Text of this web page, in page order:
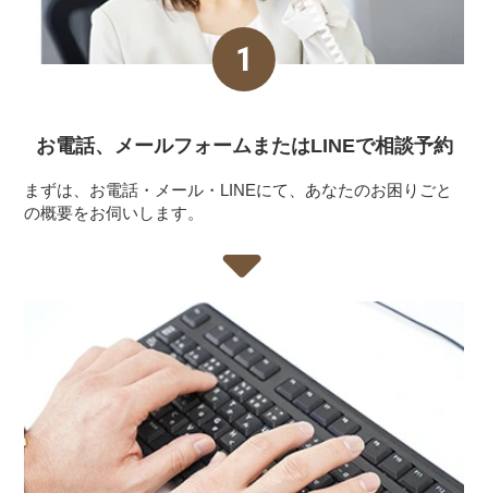
お電話、メールフォームまたはLINEで相談予約
まずは、お電話・メール・LINEにて、あなたのお困りごと
の概要をお伺いします。